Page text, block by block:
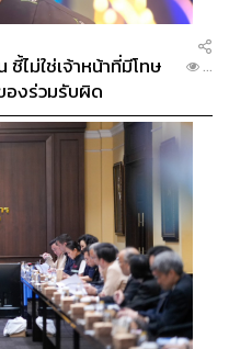
ลือกตั้ง (กกต.)
วมพลังประชาชาติไทย
102
ไม่ใช่เจ้าหน้าที่มีโทษ
องร่วมรับผิด
...